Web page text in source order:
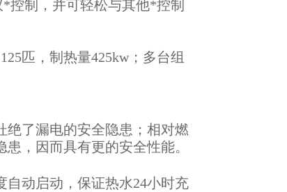
控制，并可轻松与其他*控制
匹，制热量425kw；多台组
绝了漏电的安全隐患；相对燃
，因而具有更的安全性能。
动启动，保证热水24小时充